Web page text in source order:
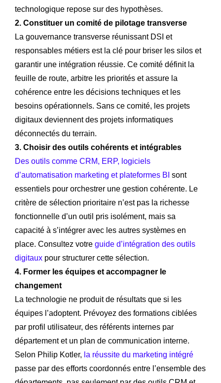
technologique repose sur des hypothèses.
2. Constituer un comité de pilotage transverse
La gouvernance transverse réunissant DSI et
responsables métiers est la clé pour briser les silos et
garantir une intégration réussie. Ce comité définit la
feuille de route, arbitre les priorités et assure la
cohérence entre les décisions techniques et les
besoins opérationnels. Sans ce comité, les projets
digitaux deviennent des projets informatiques
déconnectés du terrain.
3. Choisir des outils cohérents et intégrables
Des outils comme CRM, ERP, logiciels
d’automatisation marketing et plateformes BI sont
essentiels pour orchestrer une gestion cohérente. Le
critère de sélection prioritaire n’est pas la richesse
fonctionnelle d’un outil pris isolément, mais sa
capacité à s’intégrer avec les autres systèmes en
place. Consultez votre guide d’intégration des outils
digitaux pour structurer cette sélection.
4. Former les équipes et accompagner le
changement
La technologie ne produit de résultats que si les
équipes l’adoptent. Prévoyez des formations ciblées
par profil utilisateur, des référents internes par
département et un plan de communication interne.
Selon Philip Kotler, la réussite du marketing intégré
passe par des efforts coordonnés entre l’ensemble des